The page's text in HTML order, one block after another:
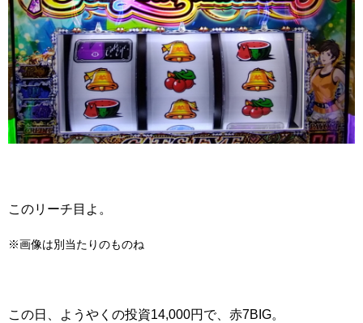
このリーチ目よ。
※画像は別当たりのものね
この日、ようやくの投資14,000円で、赤7BIG。